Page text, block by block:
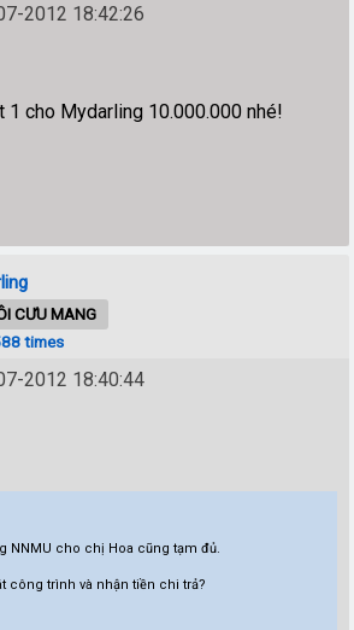
2012 18:42:26
cho Mydarling 10.000.000 nhé!
CƯU MANG
times
2012 18:40:44
NNMU cho chị Hoa cũng tạm đủ.
công trình và nhận tiền chi trả?